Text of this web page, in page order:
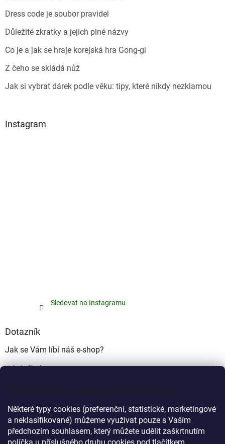
Tato webová stránka používá cookies
Některé typy cookies (preferenční, statistické, marketingové
a neklasifikované) můžeme využívat pouze s Vaším
předchozím souhlasem, který můžete udělit zaškrtnutím
Dress code je soubor pravidel
Důležité zkratky a jejich plné názvy
Co je a jak se hraje korejská hra Gong-gi
Z čeho se skládá nůž
Jak si vybrat dárek podle věku: tipy, které nikdy nezklamou
Instagram
Sledovat na Instagramu
Dotazník
Jak se Vám líbí náš e-shop?
Velmi pěkný
Ujde to
Nelíbí se mi
Počet hlasů:340